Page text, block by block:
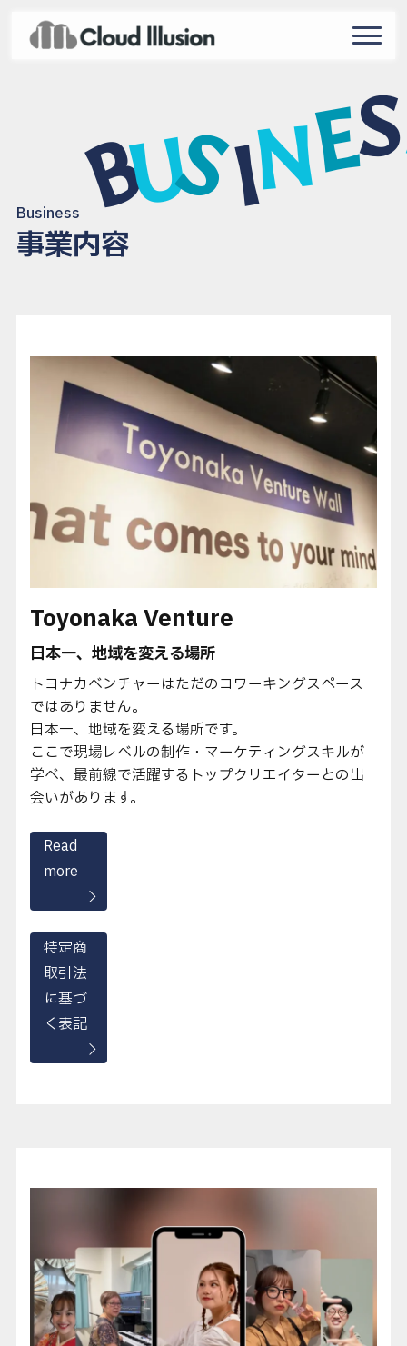
Business
事業内容
BUSINES
Toyonaka Venture
日本一、地域を変える場所
トヨナカベンチャーはただのコワーキングスペース
ではありません。
日本一、地域を変える場所です。
ここで現場レベルの制作・マーケティングスキルが
学べ、最前線で活躍するトップクリエイターとの出
会いがあります。
Read
more
特定商
取引法
に基づ
く表記